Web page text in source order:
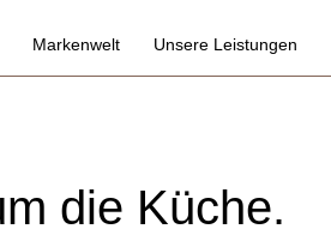
Markenwelt Unsere Leistungen
die Küche.